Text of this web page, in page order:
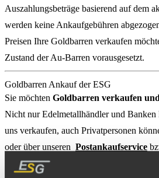
Auszahlungsbeträge basierend auf dem
werden keine Ankaufgebühren
Preisen Ihre Goldbarren verkaufen
Zustand der Au-Barren vorausgesetzt.
Goldbarren Ankauf der ESG
Sie möchten Goldbarren verkaufen
Nicht nur Edelmetallhändler und Banken
uns verkaufen, auch Privatpersonen
oder über unseren Postankaufservice
Werttransportabholung
von der ESG